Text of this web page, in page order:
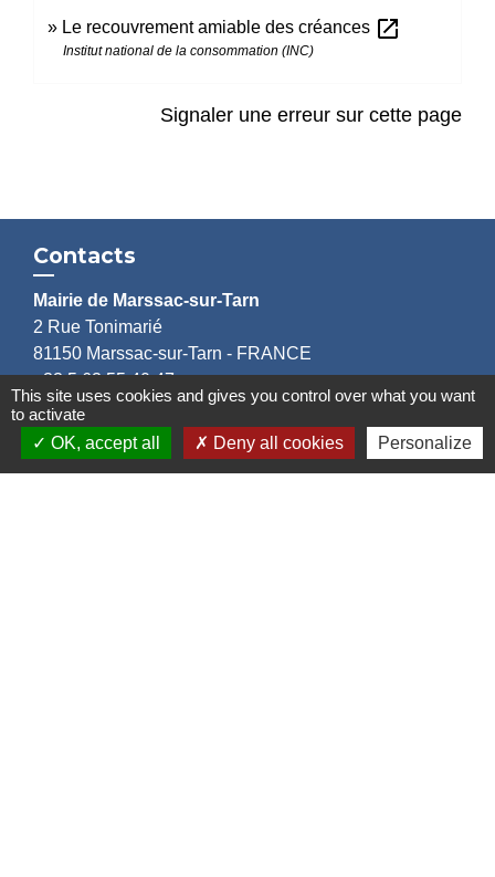
Le recouvrement amiable des créances open_in_new
Institut national de la consommation (INC)
Signaler une erreur sur cette page
Contacts
Mairie de Marssac-sur-Tarn
2 Rue Tonimarié
81150 Marssac-sur-Tarn - FRANCE
+33 5 63 55 40 47
accueil@marssac-sur-tarn.fr
Lien vers les HORAIRES et CONTACTS
This site uses cookies and gives you control over what you want
to activate
OK, accept all
Deny all cookies Personalize